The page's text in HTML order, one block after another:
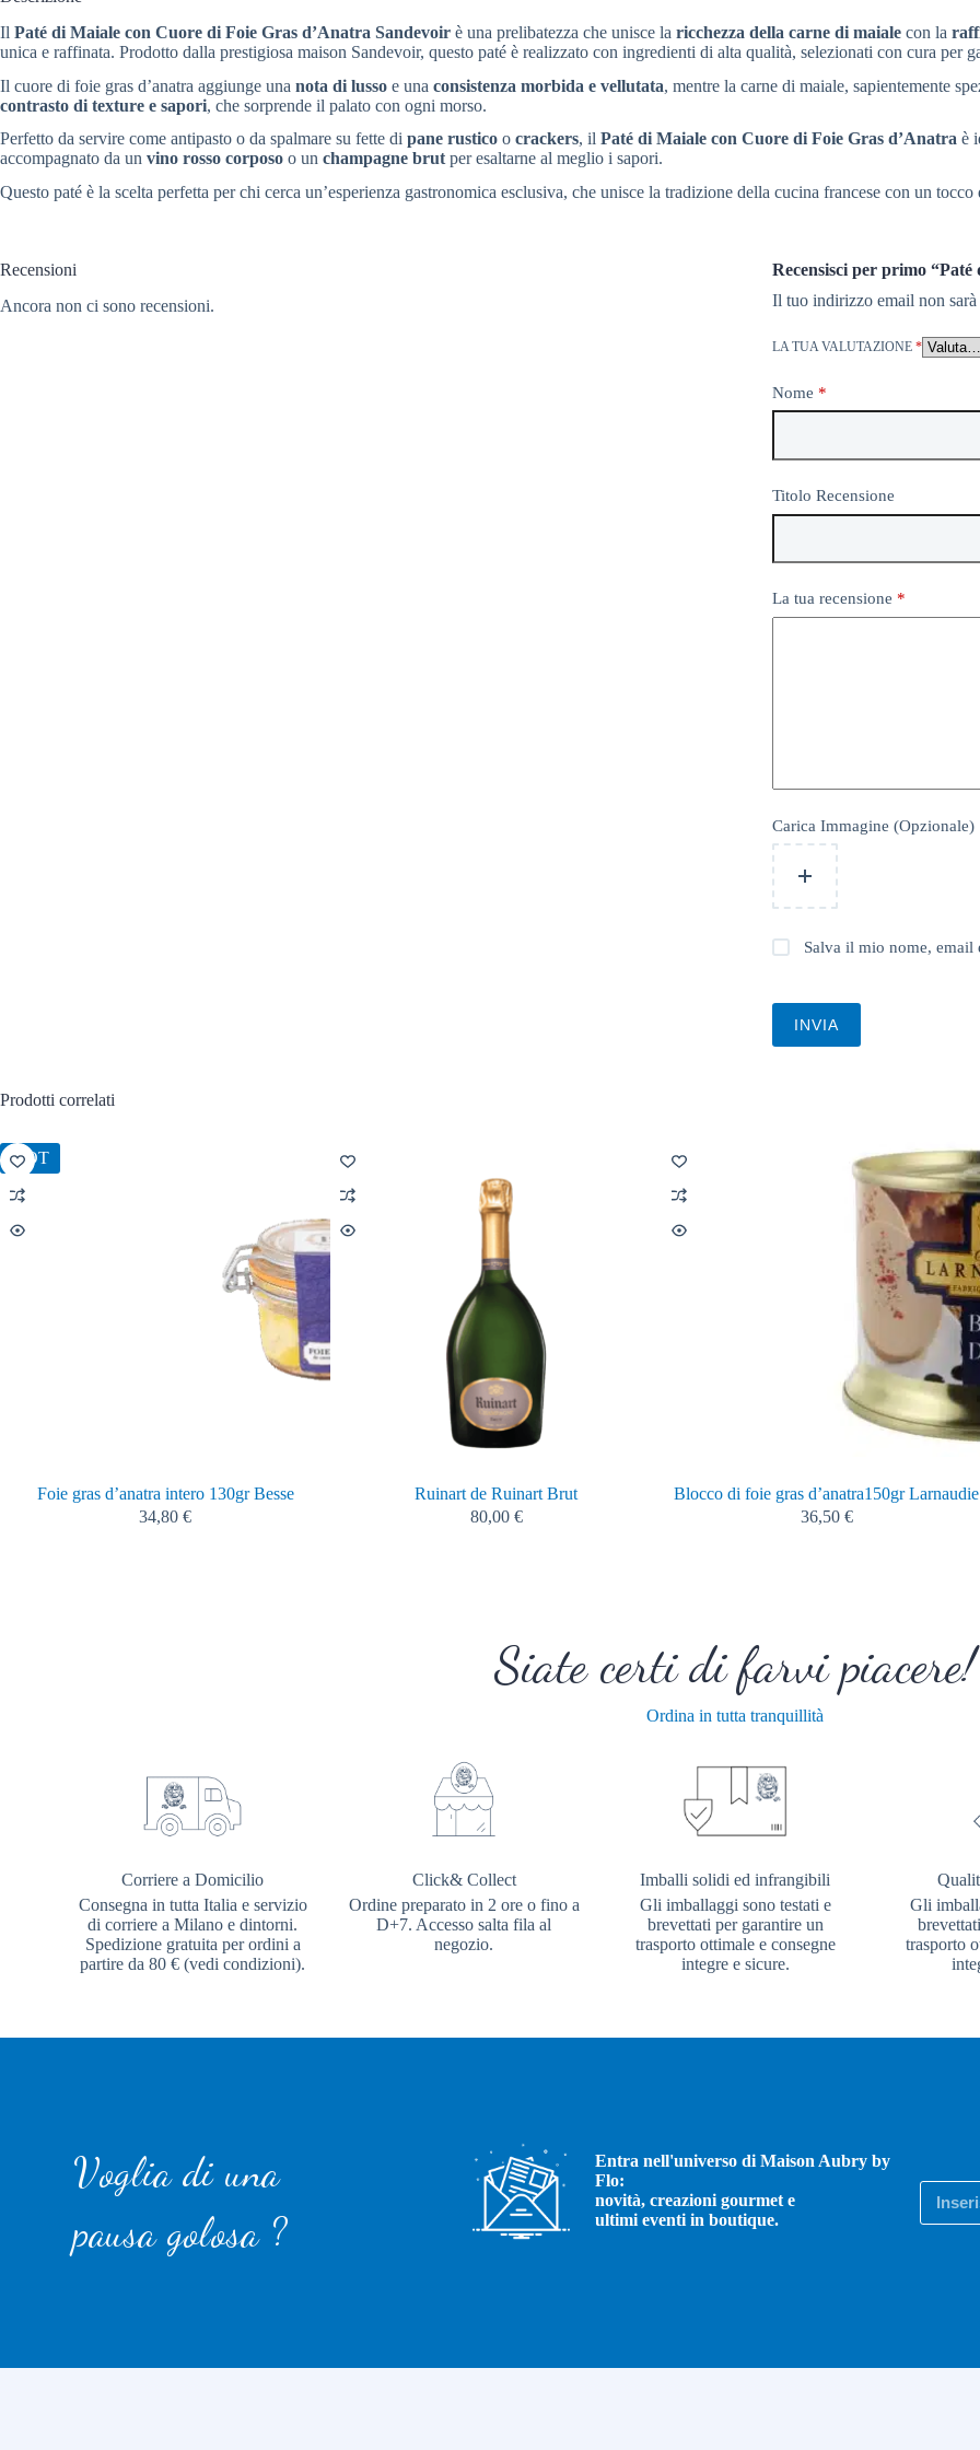
Il Paté di Maiale con Cuore di Foie Gras d’Anatra Sandevoir è una prelibatezza che unisce la ricchezza della carne di maiale con la
unica e raffinata. Prodotto dalla prestigiosa maison Sandevoir, questo paté è realizzato con ingredienti di alta qualità, selezionati con cura per
Il cuore di foie gras d’anatra aggiunge una nota di lusso e una consistenza morbida e vellutata, mentre la carne di maiale, sapientemente
contrasto di texture e sapori, che sorprende il palato con ogni morso.
Perfetto da servire come antipasto o da spalmare su fette di pane rustico o crackers, il Paté di Maiale con Cuore di Foie Gras d’Anatra è
accompagnato da un vino rosso corposo o un champagne brut per esaltarne al meglio i sapori.
Questo paté è la scelta perfetta per chi cerca un’esperienza gastronomica esclusiva, che unisce la tradizione della cucina francese con un
Recensioni
Ancora non ci sono recensioni.
Recensisci per primo
Il tuo indirizzo email non
LA TUA VALUTAZIONE *
Nome *
Titolo Recensione
La tua recensione *
Carica Immagine (Opzionale)
Salva il mio nome, email
INVIA
Prodotti correlati
HOT
Foie gras d’anatra intero 130gr Besse
34,80€
Ruinart de Ruinart Brut
80,00 €
Blocco di foie gras d’anatra150gr Larnaudie
36,50 €
Siate certi di farvi piacere!
Ordina in tutta tranquillità
Corriere a Domicilio
Consegna in tutta Italia e servizio
di corriere a Milano e dintorni.
Spedizione gratuita per ordini a
partire da 80 € (vedi condizioni).
Click& Collect
Ordine preparato in 2 ore o fino a
D+7. Accesso salta fila al
negozio.
Imballi solidi ed infrangibili
Gli imballaggi sono testati e
brevettati per garantire un
trasporto ottimale e consegne
integre e sicure.
Gli
trasporto
Voglia di una
pausa golosa ?
Entra nell'universo di Maison Aubry by
Flo:
novità, creazioni gourmet e
ultimi eventi in boutique.